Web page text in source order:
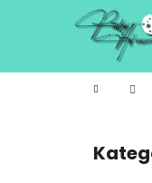
Domů
Přeskočit
kategorie
í
Zpět
do
Zpět
do